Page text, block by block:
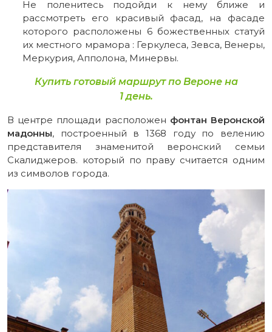
Не поленитесь подойди к нему ближе и
рассмотреть его красивый фасад, на фасаде
которого расположены 6 божественных статуй
их местного мрамора : Геркулеса, Зевса, Венеры,
Меркурия, Апполона, Минервы.
Купить готовый маршрут по Вероне на
1 день.
В центре площади расположен фонтан Веронской
мадонны, построенный в 1368 году по велению
представителя знаменитой веронский семьи
Скалиджеров. который по праву считается одним
из символов города.